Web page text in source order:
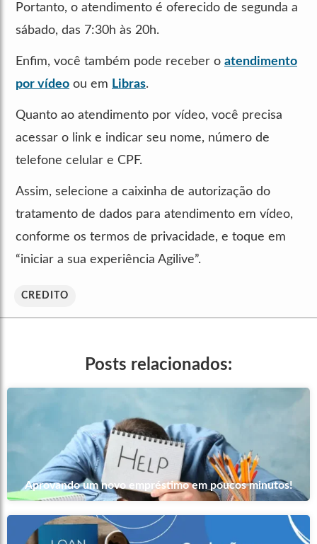
Portanto, o atendimento é oferecido de segunda a
sábado, das 7:30h às 20h.
Enfim, você também pode receber o atendimento
por vídeo ou em Libras.
Quanto ao atendimento por vídeo, você precisa
acessar o link e indicar seu nome, número de
telefone celular e CPF.
Assim, selecione a caixinha de autorização do
tratamento de dados para atendimento em vídeo,
conforme os termos de privacidade, e toque em
“iniciar a sua experiência Agilive”.
CREDITO
Posts relacionados:
Aprovando um novo empréstimo em poucos minutos!